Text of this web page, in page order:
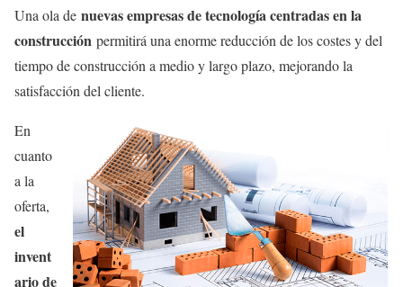
Una ola de nuevas empresas de tecnología centradas en la
construcción permitirá una enorme reducción de los costes y del
tiempo de construcción a medio y largo plazo, mejorando la
satisfacción del cliente.
En
cuanto
a la
oferta,
el
invent
ario de